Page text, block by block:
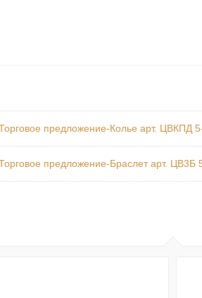
предложение-Колье арт. ЦВКПД
предложение-Браслет арт. ЦВ3Б